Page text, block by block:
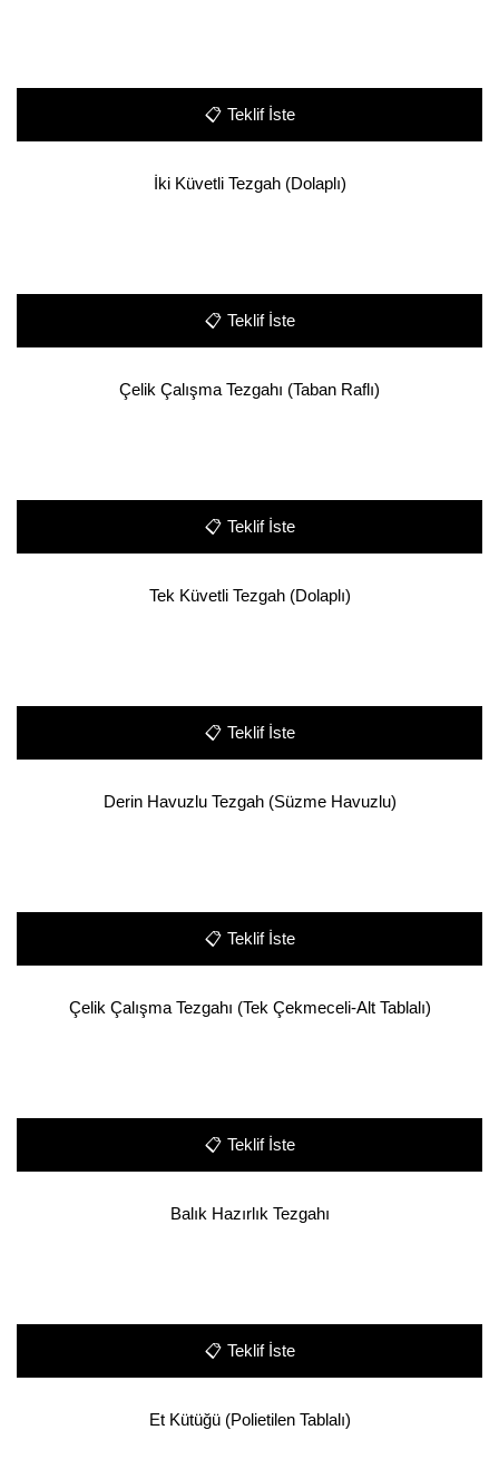
📋 Teklif İste
İki Küvetli Tezgah (Dolaplı)
📋 Teklif İste
Çelik Çalışma Tezgahı (Taban Raflı)
📋 Teklif İste
Tek Küvetli Tezgah (Dolaplı)
📋 Teklif İste
Derin Havuzlu Tezgah (Süzme Havuzlu)
📋 Teklif İste
Çelik Çalışma Tezgahı (Tek Çekmeceli-Alt Tablalı)
📋 Teklif İste
Balık Hazırlık Tezgahı
📋 Teklif İste
Et Kütüğü (Polietilen Tablalı)